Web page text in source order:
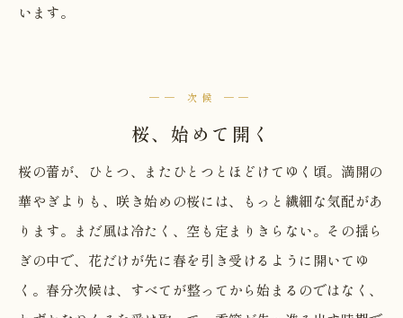
います。
── 次候 ──
桜、始めて開く
桜の蕾が、ひとつ、またひとつとほどけてゆく頃。満開の
華やぎよりも、咲き始めの桜には、もっと繊細な気配があ
ります。まだ風は冷たく、空も定まりきらない。その揺ら
ぎの中で、花だけが先に春を引き受けるように開いてゆ
く。春分次候は、すべてが整ってから始まるのではなく、